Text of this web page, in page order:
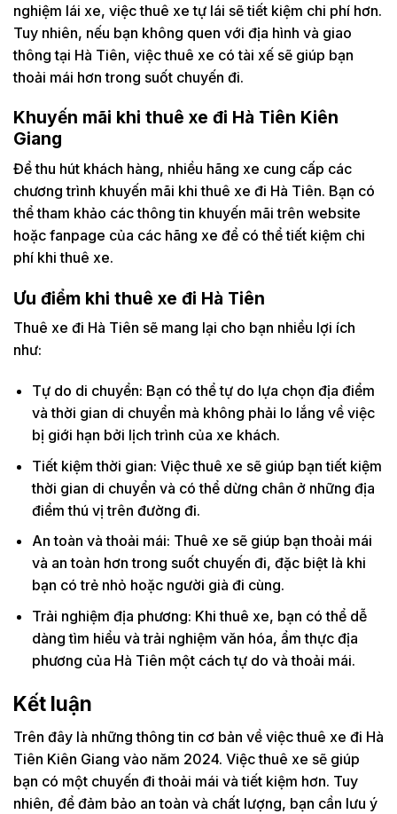
nghiệm lái xe, việc thuê xe tự lái sẽ tiết kiệm chi phí hơn.
Tuy nhiên, nếu bạn không quen với địa hình và giao
thông tại Hà Tiên, việc thuê xe có tài xế sẽ giúp bạn
thoải mái hơn trong suốt chuyến đi.
Khuyến mãi khi thuê xe đi Hà Tiên Kiên
Giang
Để thu hút khách hàng, nhiều hãng xe cung cấp các
chương trình khuyến mãi khi thuê xe đi Hà Tiên. Bạn có
thể tham khảo các thông tin khuyến mãi trên website
hoặc fanpage của các hãng xe để có thể tiết kiệm chi
phí khi thuê xe.
Ưu điểm khi thuê xe đi Hà Tiên
Thuê xe đi Hà Tiên sẽ mang lại cho bạn nhiều lợi ích
như:
Tự do di chuyển: Bạn có thể tự do lựa chọn địa điểm
và thời gian di chuyển mà không phải lo lắng về việc
bị giới hạn bởi lịch trình của xe khách.
Tiết kiệm thời gian: Việc thuê xe sẽ giúp bạn tiết kiệm
thời gian di chuyển và có thể dừng chân ở những địa
điểm thú vị trên đường đi.
An toàn và thoải mái: Thuê xe sẽ giúp bạn thoải mái
và an toàn hơn trong suốt chuyến đi, đặc biệt là khi
bạn có trẻ nhỏ hoặc người già đi cùng.
Trải nghiệm địa phương: Khi thuê xe, bạn có thể dễ
dàng tìm hiểu và trải nghiệm văn hóa, ẩm thực địa
phương của Hà Tiên một cách tự do và thoải mái.
Kết luận
Trên đây là những thông tin cơ bản về việc thuê xe đi Hà
Tiên Kiên Giang vào năm 2024. Việc thuê xe sẽ giúp
bạn có một chuyến đi thoải mái và tiết kiệm hơn. Tuy
nhiên, để đảm bảo an toàn và chất lượng, bạn cần lưu ý